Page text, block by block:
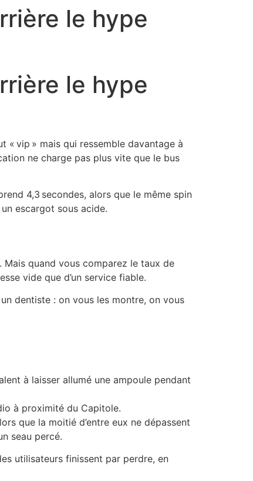
le hype
le hype
« vip » mais qui ressemble davantage à
ne charge pas plus vite que le bus
4,3 secondes, alors que le même spin
escargot sous acide.
quand vous comparez le taux de
vide que d’un service fiable.
dentiste : on vous les montre, on vous
à laisser allumé une ampoule pendant
à proximité du Capitole.
que la moitié d’entre eux ne dépassent
seau percé.
utilisateurs finissent par perdre, en